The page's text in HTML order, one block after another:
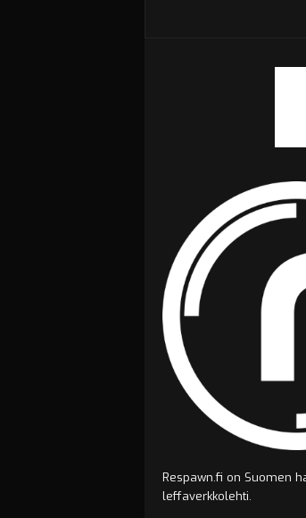
Respawn.fi on Suomen
leffaverkkolehti.